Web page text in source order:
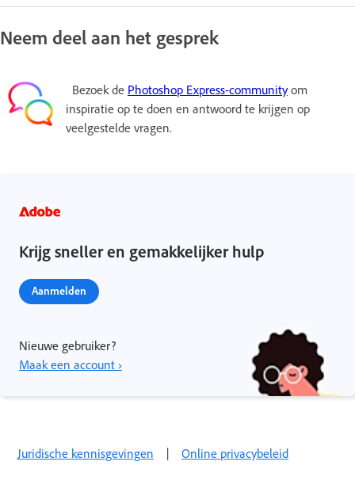
Neem deel aan het gesprek
Bezoek de Photoshop Express-communityom
inspiratie op te doen en antwoord te krijgen op
veelgestelde vragen.
Krijg sneller en gemakkelijker hulp
Aanmelden
Nieuwe gebruiker?
Maak een account ›
Juridische kennisgevingen | Online privacybeleid